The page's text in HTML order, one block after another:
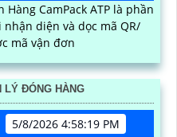
CamPack ATP là phần
diện và dọc mã QR/
mã vận đơn
LÝ ĐÓNG HÀNG
5/8/2026 4:58:19 PM